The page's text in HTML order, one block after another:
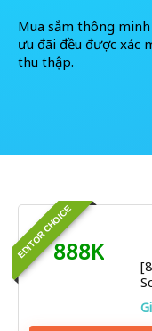
Mua sắm thông
ưu đãi đều được xác
thu thập.
EDITOR CHOICE888K